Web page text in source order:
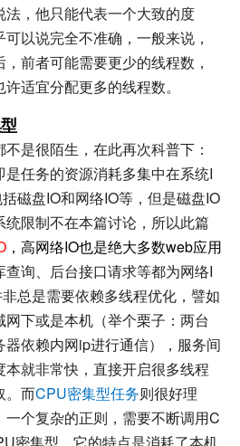
，他只能代表一个大致的度
以说完全不准确，一般来说，
前者可能需要更少的线程数，
适宜分配更多的线程数。
是很陌生，在此再次科普下：
是任务的资源消耗多集中在系统I
磁盘IO和网络IO等，但是磁盘IO
限制不在本篇讨论，所以此篇
，高网络IO也是绝大多数web应用
查询、后台接口请求等都为网络I
总是需要依赖多线程优化，譬如
下或是本机（举个栗子：两台
依赖内网ip进行通信），服务间
就非常快，直接开启很多线程
。而CPU密集型任务则很好理
个复杂的正则，需要不断调用C
密集型，它的特点是消耗了本机